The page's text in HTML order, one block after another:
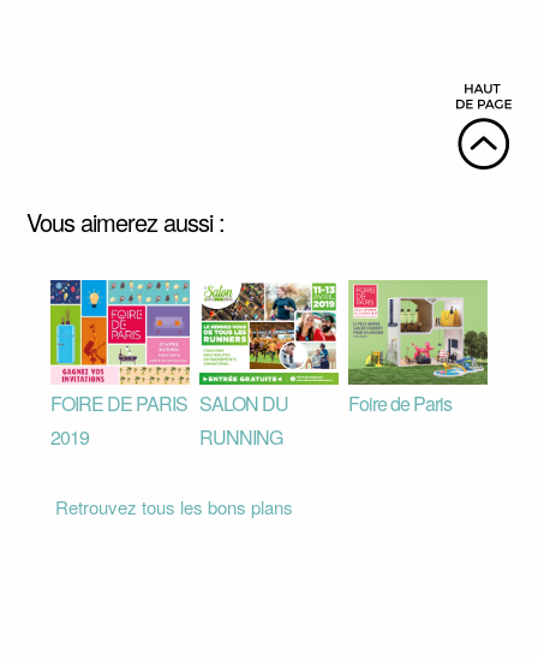
Vous aimerez aussi :
FOIRE DE PARIS
2019
SALON DU
RUNNING
Foire de Paris
Retrouvez tous les bons plans